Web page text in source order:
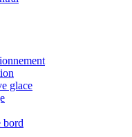
glace
bord